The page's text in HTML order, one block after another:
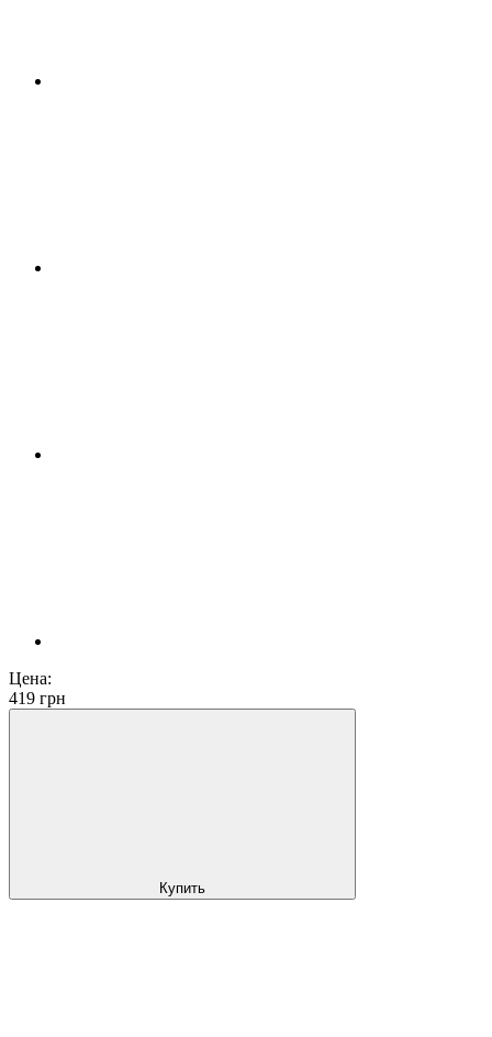
Цена:
419 грн
Купить